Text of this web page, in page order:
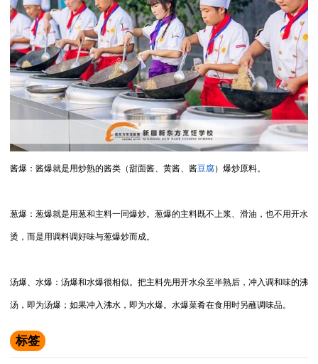
酱爆：酱爆就是用炒熟的酱类（甜面酱、黄酱、酱豆腐）爆炒原料。
葱爆：葱爆就是用葱和主料一同爆炒。葱爆的主料既不上浆、滑油，也不用开水
烫，而是用调料调好味与葱爆炒而成。
汤爆、水爆：汤爆和水爆很相似。把主料先用开水氽至半熟后，冲入调和味的沸
汤，即为汤爆；如果冲入沸水，即为水爆。水爆菜肴在食用时另蘸调味品。
标签